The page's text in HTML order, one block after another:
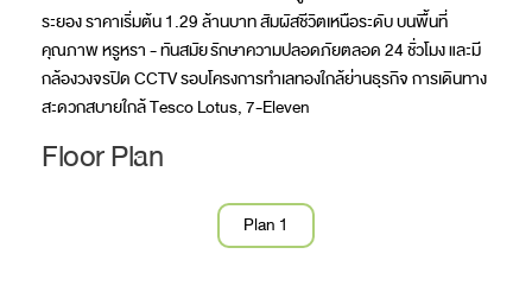
ระยอง ราคาเริ่มต้น 1.29 ล้านบาท สัมผัสชีวิตเหนือระดับ บนพื้นที่
คุณภาพ หรูหรา - ทันสมัย รักษาความปลอดภัยตลอด 24 ชั่วโมง และมี
กล้องวงจรปิด CCTV รอบโครงการทำเลทองใกล้ย่านธุรกิจ การเดินทาง
สะดวกสบายใกล้ Tesco Lotus, 7-Eleven
Floor Plan
Plan 1